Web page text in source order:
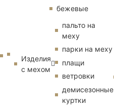
бежевые
Изделия
с мехом
пальто на
меху
парки на меху
плащи
ветровки
демисезонные
куртки